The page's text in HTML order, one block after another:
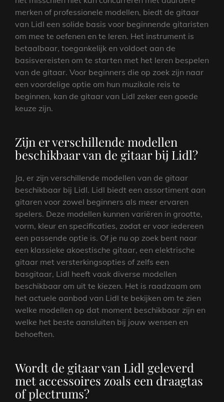
merken of professionele modellen, biedt de gitaar
van Lidl een solide basis voor beginnende gitaristen
om mee te oefenen en te leren. Het instrument is
betaalbaar, toegankelijk en voldoet aan de
basisvereisten om te starten met het leren bespelen
van de gitaar. Voor beginners die op zoek zijn naar
een voordelige optie om hun muzikale reis te
beginnen, kan de gitaar van Lidl zeker een goede
keuze zijn.
Zijn er verschillende modellen
beschikbaar van de gitaar bij Lidl?
Ja, er zijn verschillende modellen van de gitaar
beschikbaar bij Lidl. Lidl biedt een assortiment aan
gitaren voor zowel beginners als meer ervaren
spelers. Deze modellen kunnen variëren in grootte,
vorm, kleur en specificaties, zodat er voor iedereen
een passende optie is. Of je nu op zoek bent naar
een klassieke akoestische gitaar, een elektrische
gitaar met versterkingsopties of zelfs een
basgitaar, Lidl heeft vaak diverse modellen
beschikbaar om uit te kiezen. Het is raadzaam om
het actuele aanbod van Lidl te bekijken om te zien
welke modellen op dat moment beschikbaar zijn en
welke het beste aansluiten bij jouw wensen en
behoeften.
Wordt de gitaar van Lidl geleverd
met accessoires zoals een draagtas
of plectrums?